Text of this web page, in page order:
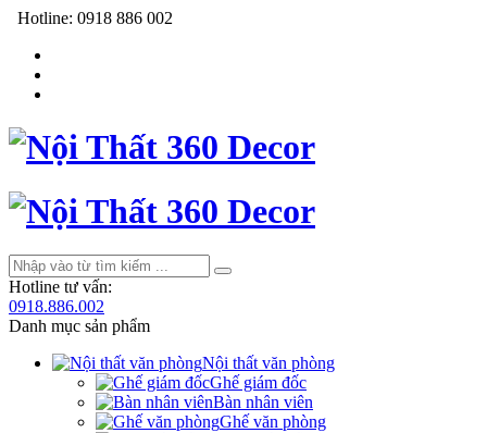
Hotline: 0918 886 002
Hotline tư vấn:
0918.886.002
Danh mục sản phẩm
Nội thất văn phòng
Ghế giám đốc
Bàn nhân viên
Ghế văn phòng